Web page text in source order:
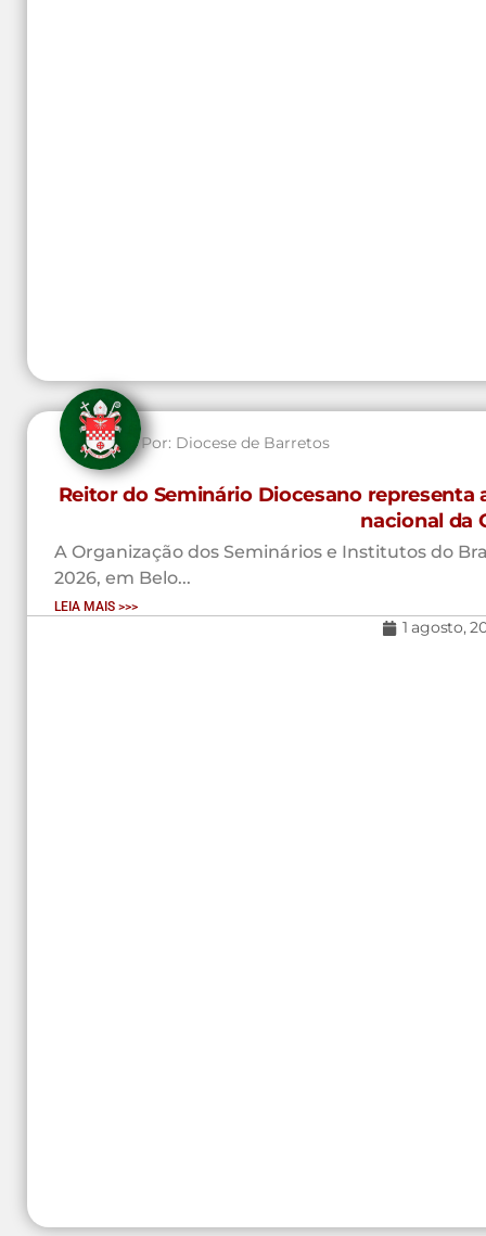
Por: Diocese de Barretos
Reitor do Seminário Diocesano
nacional da
A Organização dos Seminários e Institutos do
2026, em Belo...
LEIA MAIS >>>
1 agosto,